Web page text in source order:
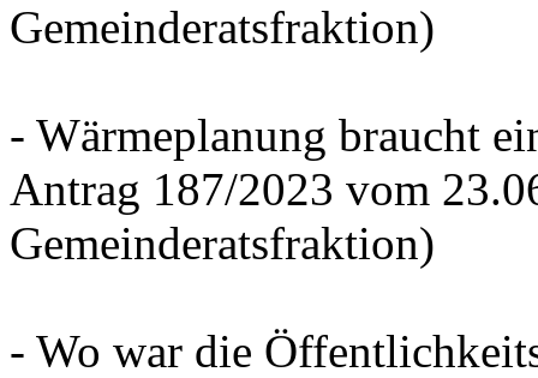
Gemeinderatsfraktion)
- Wärmeplanung braucht
Antrag 187/2023 vom
Gemeinderatsfraktion)
- Wo war die